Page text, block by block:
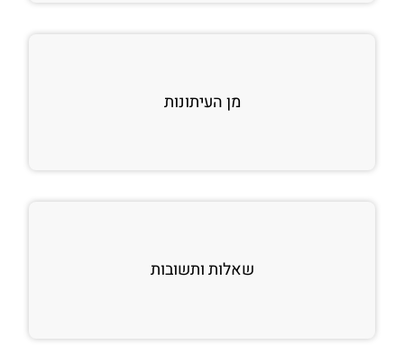
מן העיתונות
שאלות ותשובות